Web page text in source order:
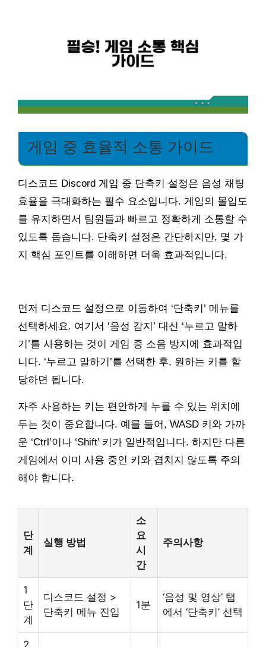
게임 중 효율적 소통 가이드
디스코드 Discord 게임 중 단축키 설정은 음성 채팅
효율을 극대화하는 필수 요소입니다. 게임의 몰입도
를 유지하면서 팀원들과 빠르고 정확하게 소통할 수
있도록 돕습니다. 단축키 설정은 간단하지만, 몇 가
지 핵심 포인트를 이해하면 더욱 효과적입니다.
먼저 디스코드 설정으로 이동하여 ‘단축키’ 메뉴를
선택하세요. 여기서 ‘음성 감지’ 대신 ‘누르고 말하
기’를 사용하는 것이 게임 중 소음 방지에 효과적입
니다. ‘누르고 말하기’를 선택한 후, 원하는 키를 할
당하면 됩니다.
자주 사용하는 키는 편안하게 누를 수 있는 위치에
두는 것이 중요합니다. 예를 들어, WASD 키와 가까
운 ‘Ctrl’이나 ‘Shift’ 키가 일반적입니다. 하지만 다른
게임에서 이미 사용 중인 키와 겹치지 않도록 주의
해야 합니다.
단
계
실행 방법
소
요
시
간
주의사항
1
단
계
디스코드 설정 >
단축키 메뉴 진입
1분
‘음성 및 영상’ 탭
에서 ‘단축키’ 선택